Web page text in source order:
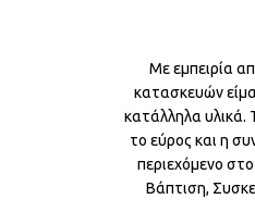
Με εμπειρία
κατασκευών
κατάλληλα υλικά.
το εύρος και η
περιεχόμενο
Βάπτιση,